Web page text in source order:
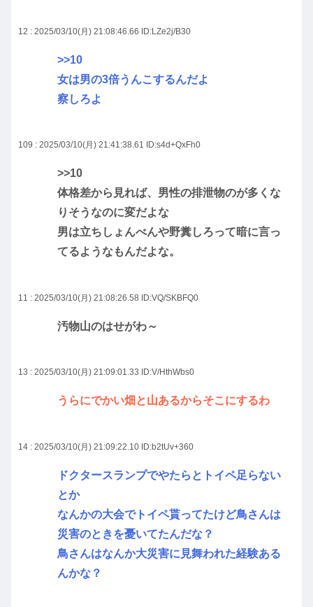
12 : 2025/03/10(月) 21:08:46.66 ID:LZe2j/B30
>>10
女は男の3倍うんこするんだよ
察しろよ
109 : 2025/03/10(月) 21:41:38.61 ID:s4d+QxFh0
>>10
体格差から見れば、男性の排泄物のが多くな
りそうなのに変だよな
男は立ちしょんべんや野糞しろって暗に言っ
てるようなもんだよな。
11 : 2025/03/10(月) 21:08:26.58 ID:VQ/SKBFQ0
汚物山のはせがわ～
13 : 2025/03/10(月) 21:09:01.33 ID:V/HthWbs0
うらにでかい畑と山あるからそこにするわ
14 : 2025/03/10(月) 21:09:22.10 ID:b2tUv+360
ドクタースランプでやたらとトイペ足らない
とか
なんかの大会でトイペ貰ってたけど鳥さんは
災害のときを憂いてたんだな？
鳥さんはなんか大災害に見舞われた経験ある
んかな？